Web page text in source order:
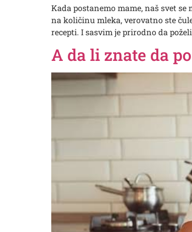
Kada postanemo mame, naš svet
na količinu mleka, verovatno ste
recepti. I sasvim je prirodno da
A da li znate da